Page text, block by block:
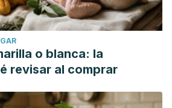
milk/calcium-full-story/
o blanca: la
revisar al comprar